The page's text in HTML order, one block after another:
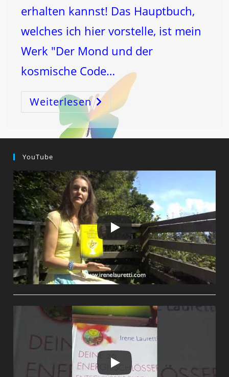
erhalten kannst! Das Hauptbuch,
welches ich hier vorstelle, ist mein
Werk "Der Mond und der
kosmische Code…
WeiterlesenWas
Ärzte
Dir
NICHT
Sagen
(können)!
YouTube